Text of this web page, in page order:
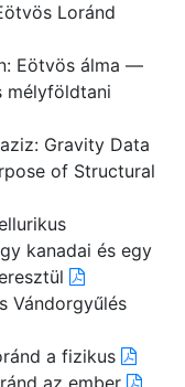
Loránd
Eötvös álma —
mélyföldtani
Gravity Data
of Structural
kanadai és egy
Vándorgyűlés
a fizikus
az ember